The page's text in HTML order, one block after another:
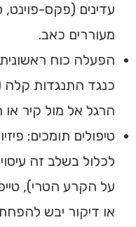
עדינים (פקס-פוינט,
מעוררים כאב.
הפעלה כוח ראשונית
כנגד התנגדות
הרגל אל מול קיר
טיפולים תומכים:
לכלול בשלב זה
על הקרע הטרי),
או דיקור יבש